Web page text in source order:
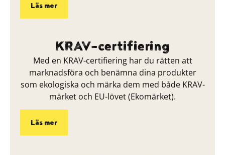
Läs mer
KRAV-certifiering
Med en KRAV-certifiering har du rätten att
marknadsföra och benämna dina produkter
som ekologiska och märka dem med både KRAV-
märket och EU-lövet (Ekomärket).
Läs mer